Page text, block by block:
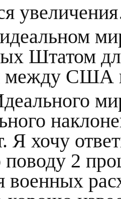
Штатом
между США
Я хочу
поводу 2
военных